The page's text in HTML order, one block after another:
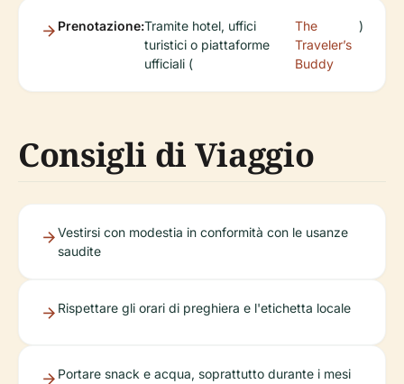
Prenotazione:Tramite hotel, uffici
turistici o piattaforme
ufficiali (
The
Traveler’s
Buddy
)
Consigli di Viaggio
Vestirsi con modestia in conformità con le usanze
saudite
Rispettare gli orari di preghiera e l'etichetta locale
Portare snack e acqua, soprattutto durante i mesi